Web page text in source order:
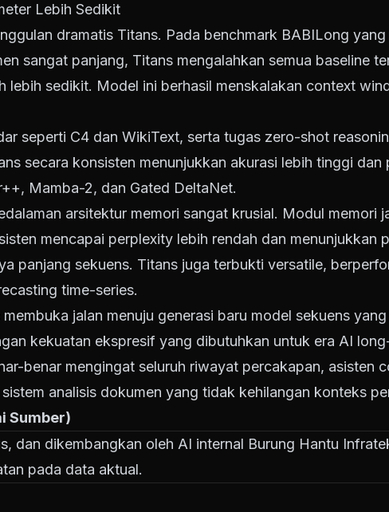
Lebih Sedikit
dramatis Titans. Pada benchmark BABILong yang
sangat panjang, Titans mengalahkan semua baseline
lebih sedikit. Model ini berhasil menskalakan context
seperti C4 dan WikiText, serta tugas zero-shot
secara konsisten menunjukkan akurasi lebih tinggi dan
Mamba-2, dan Gated DeltaNet.
arsitektur memori sangat krusial. Modul memori
mencapai perplexity lebih rendah dan menunjukkan
panjang sekuens. Titans juga terbukti versatile,
time-series.
jalan menuju generasi baru model sekuens yang
kekuatan ekspresif yang dibutuhkan untuk era AI
benar mengingat seluruh riwayat percakapan, asisten
analisis dokumen yang tidak kehilangan konteks
Sumber)
dan dikembangkan oleh AI internal Burung Hantu
pada data aktual.